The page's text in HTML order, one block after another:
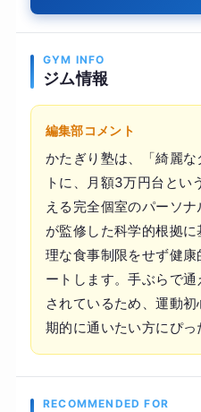
GYM INFO
ジム情報
編集部コメント
かたぎり塾は、「綺麗
トに、月額3万円台とい
える完全個室のパーソ
が監修した科学的根拠
理な食事制限をせず健
ートします。手ぶらで
されているため、運動
期的に通いたい方にぴっ
RECOMMENDED FOR